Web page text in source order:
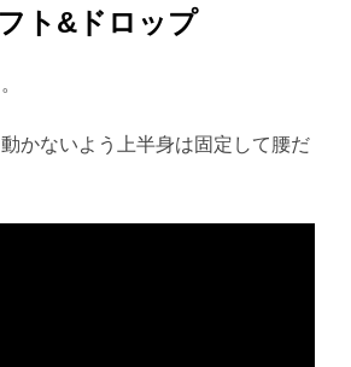
ト&ドロップ
動かないよう上半身は固定して腰だ